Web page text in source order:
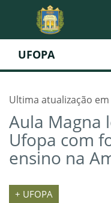
UFOPA
Ultima atualização
Aula Magna
Ufopa com
ensino na
+ UFOPA